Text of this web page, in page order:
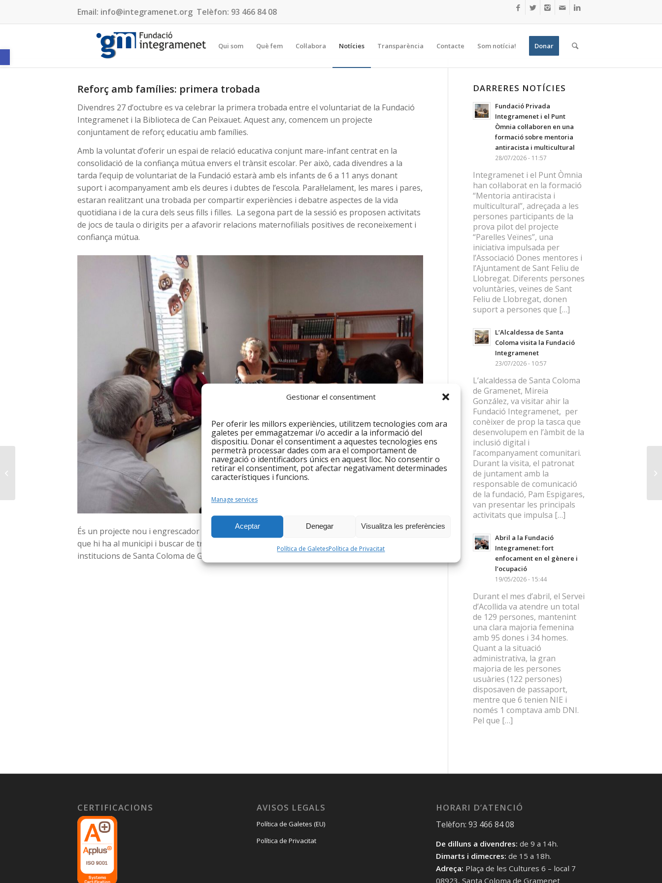
Obre la barra d'eines
Gestionar el consentiment
Per oferir les millors experiències, utilitzem tecnologies com ara
galetes per emmagatzemar i/o accedir a la informació del
dispositiu. Donar el consentiment a aquestes tecnologies ens
permetrà processar dades com ara el comportament de
navegació o identificadors únics en aquest lloc. No consentir o
retirar el consentiment, pot afectar negativament determinades
característiques i funcions.
Manage services
Aceptar Denegar Visualitza les preferències
Política de GaletesPolítica de Privacitat
Email: info@integramenet.org Telèfon: 93 466 84 08
Qui som Què fem Col·labora Notícies Transparència Contacte Som notícia! Donar
Reforç amb famílies: primera trobada
Divendres 27 d’octubre es va celebrar la primera trobada entre el voluntariat de la Fundació
Integramenet i la Biblioteca de Can Peixauet. Aquest any, comencem un projecte
conjuntament de reforç educatiu amb famílies.
Amb la voluntat d’oferir un espai de relació educativa conjunt mare-infant centrat en la
consolidació de la confiança mútua envers el trànsit escolar. Per això, cada divendres a la
tarda l’equip de voluntariat de la Fundació estarà amb els infants de 6 a 11 anys donant
suport i acompanyament amb els deures i dubtes de l’escola. Paral·lelament, les mares i pares,
estaran realitzant una trobada per compartir experiències i debatre aspectes de la vida
quotidiana i de la cura dels seus fills i filles. La segona part de la sessió es proposen activitats
de jocs de taula o dirigits per a afavorir relacions maternofilials positives de reconeixement i
confiança mútua.
És un projecte nou i engrescador per l’entitat, que vol seguir escoltant les demandes socials
que hi ha al municipi i buscar de trobar resposta a les mateixes teixint xarxa amb les entitats i
institucions de Santa Coloma de Gramenet.
DARRERES NOTÍCIES
Fundació Privada
Integramenet i el Punt
Òmnia col·laboren en una
formació sobre mentoria
antiracista i multicultural
28/07/2026 - 11:57
Integramenet i el Punt Òmnia
han col·laborat en la formació
“Mentoria antiracista i
multicultural”, adreçada a les
persones participants de la
prova pilot del projecte
“Parelles Veïnes”, una
iniciativa impulsada per
l’Associació Dones mentores i
l’Ajuntament de Sant Feliu de
Llobregat. Diferents persones
voluntàries, veïnes de Sant
Feliu de Llobregat, donen
suport a persones que […]
L’Alcaldessa de Santa
Coloma visita la Fundació
Integramenet
23/07/2026 - 10:57
L’alcaldessa de Santa Coloma
de Gramenet, Mireia
González, va visitar ahir la
Fundació Integramenet, per
conèixer de prop la tasca que
desenvolupem en l’àmbit de la
inclusió digital i
l’acompanyament comunitari.
Durant la visita, el patronat
de juntament amb la
responsable de comunicació
de la fundació, Pam Espigares,
van presentar les principals
activitats que impulsa […]
Abril a la Fundació
Integramenet: fort
enfocament en el gènere i
l’ocupació
19/05/2026 - 15:44
Durant el mes d’abril, el Servei
d’Acollida va atendre un total
de 129 persones, mantenint
una clara majoria femenina
amb 95 dones i 34 homes.
Quant a la situació
administrativa, la gran
majoria de les persones
usuàries (122 persones)
disposaven de passaport,
mentre que 6 tenien NIE i
només 1 comptava amb DNI.
Pel que […]
CERTIFICACIONS AVISOS LEGALS
Política de Galetes (EU)
Política de Privacitat
HORARI D’ATENCIÓ
Telèfon: 93 466 84 08
De dilluns a divendres: de 9 a 14h.
Dimarts i dimecres: de 15 a 18h.
Adreça: Plaça de les Cultures 6 – local 7
08923, Santa Coloma de Gramenet